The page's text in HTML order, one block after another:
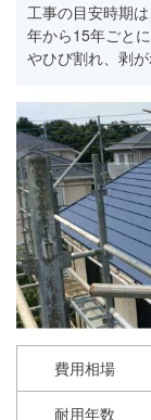
工事の目安時期
年から15年ごと
やひび割れ、剥
費用相場
耐用年数